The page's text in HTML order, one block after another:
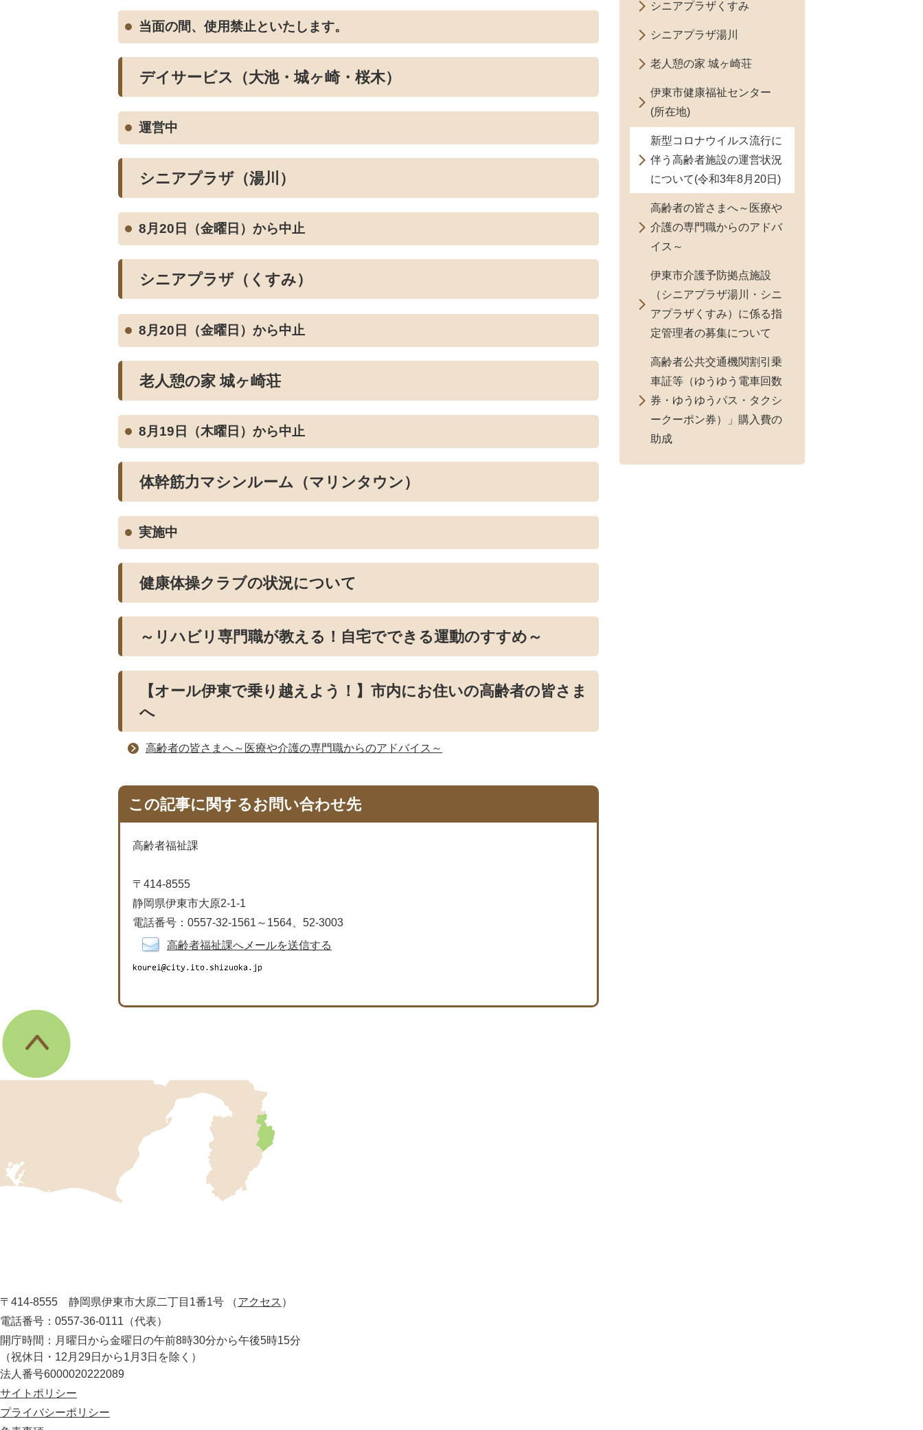
当面の間、使用禁止といたします。
デイサービス（大池・城ヶ崎・桜木）
運営中
シニアプラザ（湯川）
8月20日（金曜日）から中止
シニアプラザ（くすみ）
8月20日（金曜日）から中止
老人憩の家 城ヶ崎荘
8月19日（木曜日）から中止
体幹筋力マシンルーム（マリンタウン）
実施中
健康体操クラブの状況について
～リハビリ専門職が教える！自宅でできる運動のすすめ～
【オール伊東で乗り越えよう！】市内にお住いの高齢者の皆さま
へ
高齢者の皆さまへ～医療や介護の専門職からのアドバイス～
この記事に関するお問い合わせ先
高齢者福祉課
〒414-8555
静岡県伊東市大原2-1-1
電話番号：0557-32-1561～1564、52-3003
高齢者福祉課へメールを送信する
シニアプラザくすみ
シニアプラザ湯川
老人憩の家 城ヶ崎荘
伊東市健康福祉センター
(所在地)
新型コロナウイルス流行に
伴う高齢者施設の運営状況
について(令和3年8月20日)
高齢者の皆さまへ～医療や
介護の専門職からのアドバ
イス～
伊東市介護予防拠点施設
（シニアプラザ湯川・シニ
アプラザくすみ）に係る指
定管理者の募集について
高齢者公共交通機関割引乗
車証等（ゆうゆう電車回数
券・ゆうゆうパス・タクシ
ークーポン券）」購入費の
助成
を
記
県
の
東
部
に
位
置
す
所
〒414-8555 静岡県伊東市大原二丁目1番1号 （アクセス ）
電話番号：0557-36-0111（代表）
開庁時間：月曜日から金曜日の午前8時30分から午後5時15分
（祝休日・12月29日から1月3日を除く）
法人番号6000020222089
サイトポリシー
プライバシーポリシー